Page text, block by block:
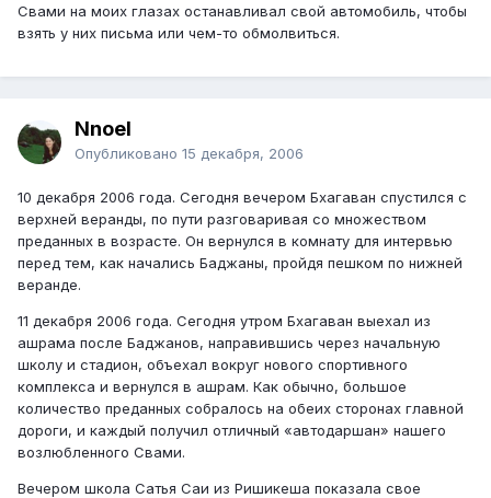
Свами на моих глазах останавливал свой автомобиль, чтобы
взять у них письма или чем-то обмолвиться.
Nnoel
Опубликовано 15 декабря, 2006
10 декабря 2006 года. Сегодня вечером Бхагаван спустился с
верхней веранды, по пути разговаривая со множеством
преданных в возрасте. Он вернулся в комнату для интервью
перед тем, как начались Баджаны, пройдя пешком по нижней
веранде.
11 декабря 2006 года. Сегодня утром Бхагаван выехал из
ашрама после Баджанов, направившись через начальную
школу и стадион, объехал вокруг нового спортивного
комплекса и вернулся в ашрам. Как обычно, большое
количество преданных собралось на обеих сторонах главной
дороги, и каждый получил отличный «автодаршан» нашего
возлюбленного Свами.
Вечером школа Сатья Саи из Ришикеша показала свое